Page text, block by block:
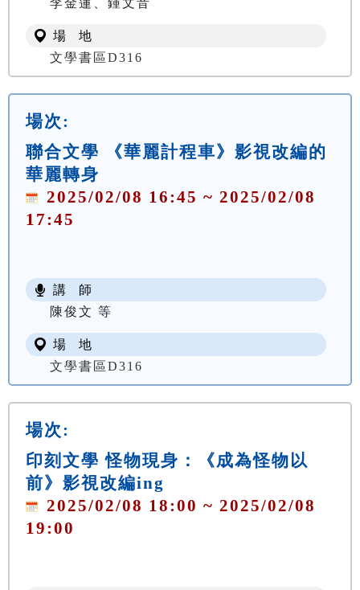
李金蓮、鍾文音
場 地
文學書區D316
場次:
聯合文學 《華麗計程車》影視改編的
華麗轉身
2025/02/08 16:45 ~ 2025/02/08
17:45
講 師
陳俊文 等
場 地
文學書區D316
場次:
印刻文學 怪物現身：《成為怪物以
前》影視改編ing
2025/02/08 18:00 ~ 2025/02/08
19:00